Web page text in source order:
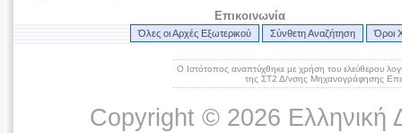
Επικοινωνία
Όλες οι Αρχές Εξωτερικού Σύνθετη Αναζήτηση Όροι
Ο Ιστότοπος αναπτύχθηκε με χρήση του ελεύθερου
της ΣΤ2 Δ/νσης Μηχανογράφησης
Copyright © 2026